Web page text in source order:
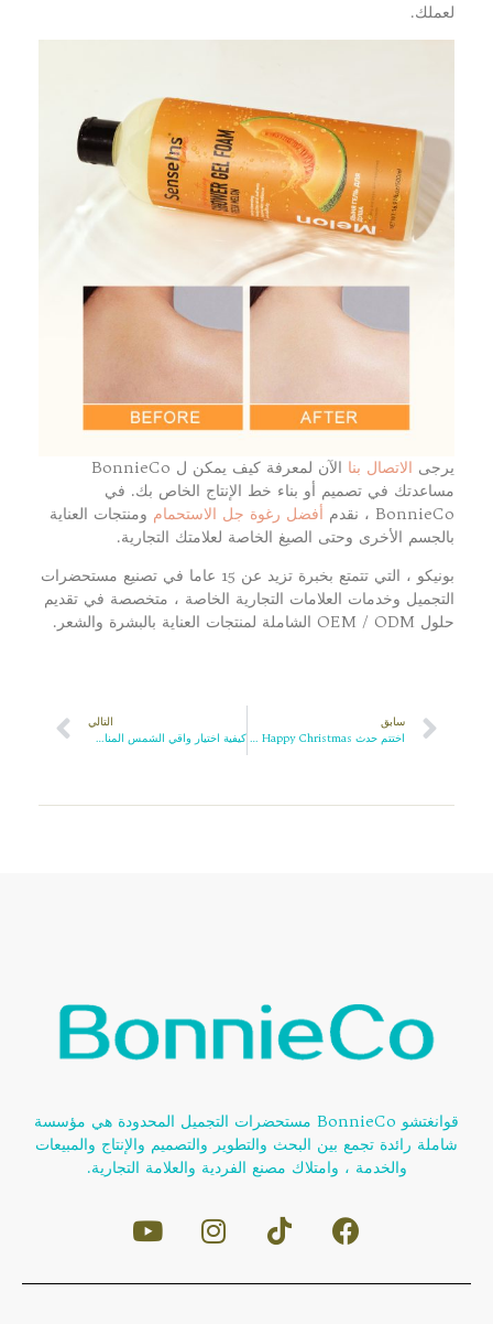
لعملك.
يرجى الاتصال بنا
الآن لمعرفة كيف يمكن ل BonnieCo
مساعدتك في تصميم أو بناء خط الإنتاج الخاص بك. في
BonnieCo ، نقدم
أفضل رغوة جل الاستحمام ومنتجات العناية
بالجسم الأخرى وحتى الصيغ الخاصة لعلامتك التجارية.
بونيكو ، التي تتمتع بخبرة تزيد عن 15 عاما في تصنيع مستحضرات
التجميل وخدمات العلامات التجارية الخاصة ، متخصصة في تقديم
حلول OEM / ODM الشاملة لمنتجات العناية بالبشرة والشعر.
سابق
اختتم حدث BonnieCo Happy Christmas بنجاح
التالي
كيفية اختيار واقي الشمس المناسب لبشرتك
قوانغتشو BonnieCo مستحضرات التجميل المحدودة هي مؤسسة
شاملة رائدة تجمع بين البحث والتطوير والتصميم والإنتاج والمبيعات
والخدمة ، وامتلاك مصنع الفردية والعلامة التجارية.